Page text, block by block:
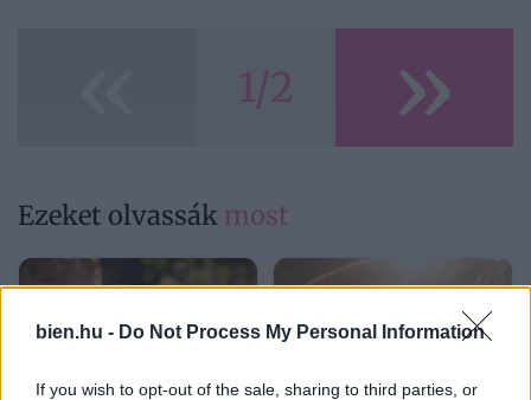
bien.hu - Do Not Process My Personal Information
If you wish to opt-out of the sale, sharing to third parties, or
1/2 »
Ezeket olvassák most